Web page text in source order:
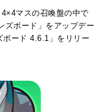
マスの召喚盤の中で
ズボード」をアップデー
ボード 4.6.1」をリリー